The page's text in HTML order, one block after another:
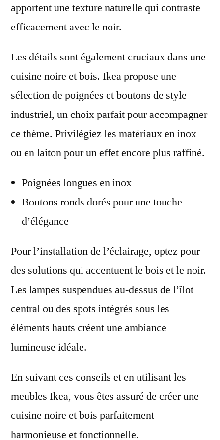
apportent une texture naturelle qui contraste
efficacement avec le noir.
Les détails sont également cruciaux dans une
cuisine noire et bois. Ikea propose une
sélection de poignées et boutons de style
industriel, un choix parfait pour accompagner
ce thème. Privilégiez les matériaux en inox
ou en laiton pour un effet encore plus raffiné.
Poignées longues en inox
Boutons ronds dorés pour une touche
d’élégance
Pour l’installation de l’éclairage, optez pour
des solutions qui accentuent le bois et le noir.
Les lampes suspendues au-dessus de l’îlot
central ou des spots intégrés sous les
éléments hauts créent une ambiance
lumineuse idéale.
En suivant ces conseils et en utilisant les
meubles Ikea, vous êtes assuré de créer une
cuisine noire et bois parfaitement
harmonieuse et fonctionnelle.